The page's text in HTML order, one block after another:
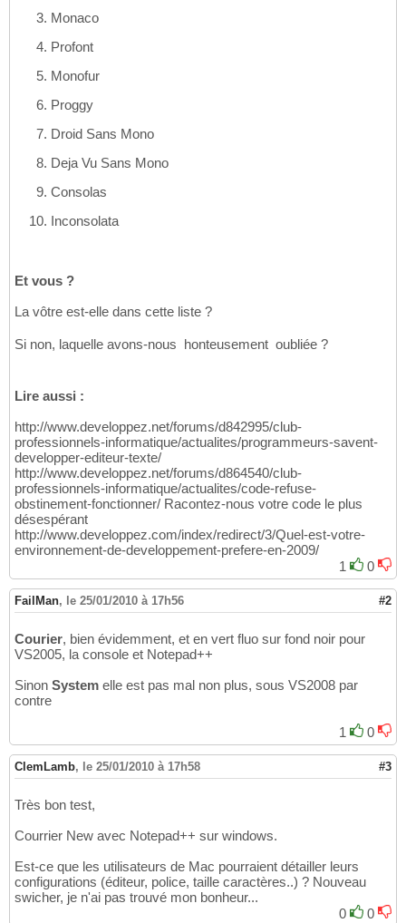
Monaco
Profont
Monofur
Proggy
Droid Sans Mono
Deja Vu Sans Mono
Consolas
Inconsolata
Et vous ?
La vôtre est-elle dans cette liste ?
Si non, laquelle avons-nous  honteusement  oubliée ?
Lire aussi :
http://www.developpez.net/forums/d842995/club-
professionnels-informatique/actualites/programmeurs-savent-
developper-editeur-texte/
http://www.developpez.net/forums/d864540/club-
professionnels-informatique/actualites/code-refuse-
obstinement-fonctionner/ Racontez-nous votre code le plus
désespérant
http://www.developpez.com/index/redirect/3/Quel-est-votre-
environnement-de-developpement-prefere-en-2009/
1
0
FailMan, le 25/01/2010 à 17h56 #2
Courier, bien évidemment, et en vert fluo sur fond noir pour
VS2005, la console et Notepad++
Sinon System elle est pas mal non plus, sous VS2008 par
contre
1 0
ClemLamb, le 25/01/2010 à 17h58 #3
Très bon test,
Courrier New avec Notepad++ sur windows.
Est-ce que les utilisateurs de Mac pourraient détailler leurs
configurations (éditeur, police, taille caractères..) ? Nouveau
swicher, je n'ai pas trouvé mon bonheur...
0
0